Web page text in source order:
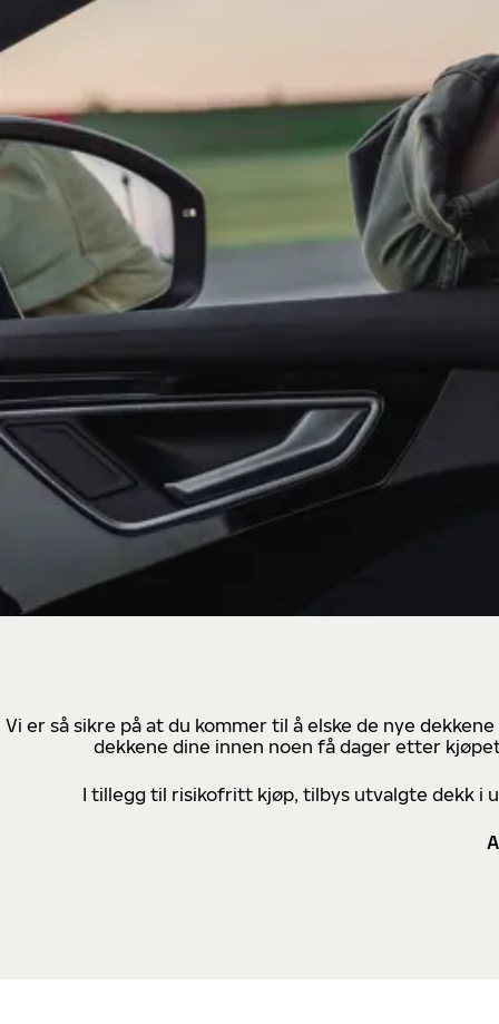
Vi er så sikre på at du kommer til å elske de nye
dekkene dine innen noen få dager etter
I tillegg til risikofritt kjøp, tilbys utvalgte dekk i